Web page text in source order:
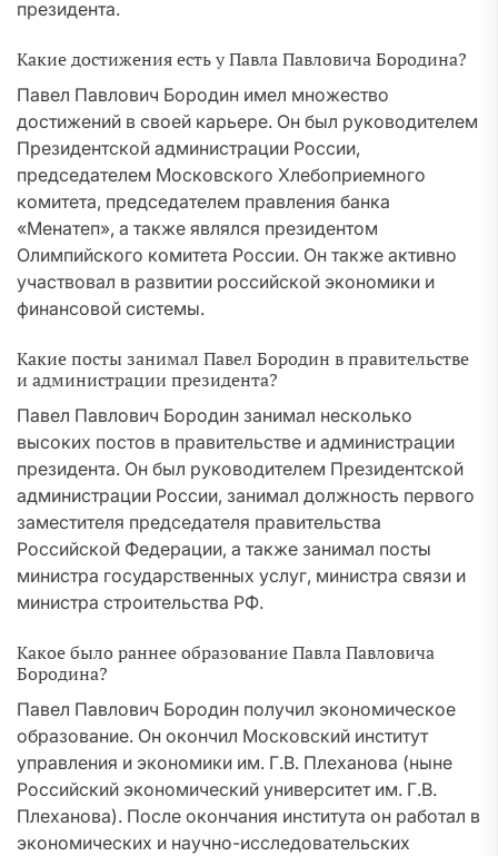
президента.
Какие достижения есть у Павла Павловича Бородина?
Павел Павлович Бородин имел множество
достижений в своей карьере. Он был руководителем
Президентской администрации России,
председателем Московского Хлебоприемного
комитета, председателем правления банка
«Менатеп», а также являлся президентом
Олимпийского комитета России. Он также активно
участвовал в развитии российской экономики и
финансовой системы.
Какие посты занимал Павел Бородин в правительстве
и администрации президента?
Павел Павлович Бородин занимал несколько
высоких постов в правительстве и администрации
президента. Он был руководителем Президентской
администрации России, занимал должность первого
заместителя председателя правительства
Российской Федерации, а также занимал посты
министра государственных услуг, министра связи и
министра строительства РФ.
Какое было раннее образование Павла Павловича
Бородина?
Павел Павлович Бородин получил экономическое
образование. Он окончил Московский институт
управления и экономики им. Г.В. Плеханова (ныне
Российский экономический университет им. Г.В.
Плеханова). После окончания института он работал в
экономических и научно-исследовательских